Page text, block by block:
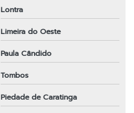
Lontra
Limeira do Oeste
Paula Cândido
Tombos
Piedade de Caratinga